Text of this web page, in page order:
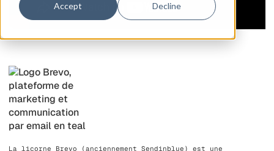
Accept Decline
La licorne Brevo (anciennement Sendinblue) est une